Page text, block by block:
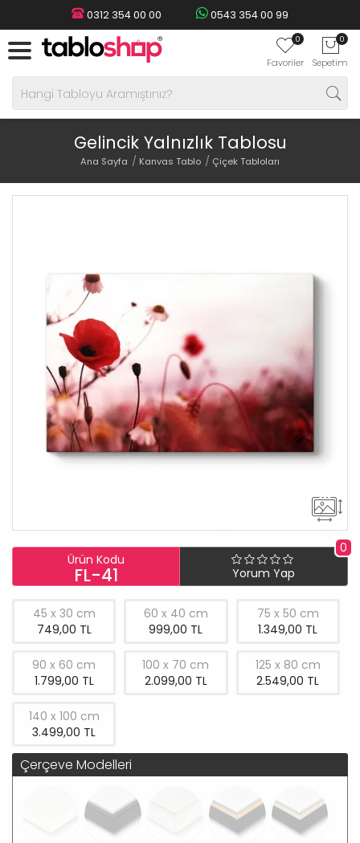
0312 354 00 00 0543 354 00 99
0
Favoriler
0
Sepetim
Gelincik Yalnızlık Tablosu
Ana Sayfa Kanvas Tablo Çiçek Tabloları
Ürün Kodu
FL-41
0
Yorum Yap
45 x 30 cm
749,00 TL
60 x 40 cm
999,00 TL
75 x 50 cm
1.349,00 TL
90 x 60 cm
1.799,00 TL
100 x 70 cm
2.099,00 TL
125 x 80 cm
2.549,00 TL
140 x 100 cm
3.499,00 TL
Çerçeve Modelleri